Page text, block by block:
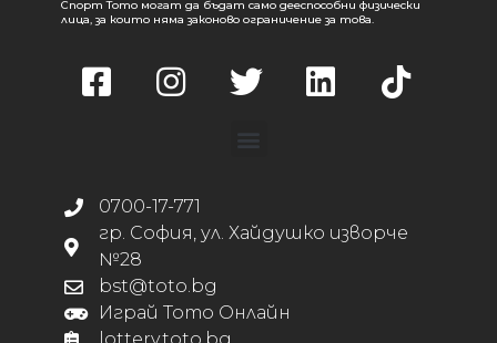
Спорт Тото могат да бъдат само дееспособни физически
лица, за които няма законово ограничение за това.
0700-17-771
гр. София, ул. Хайдушко изворче
№28
bst@toto.bg
Играй Тото Онлайн